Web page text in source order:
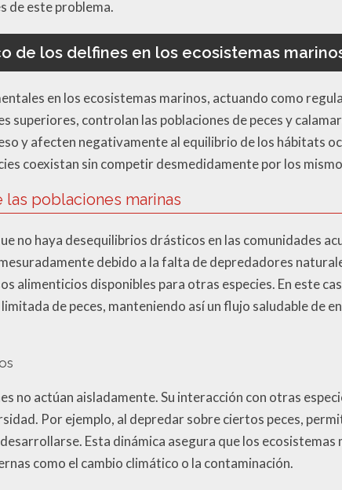
de este problema.
de los delfines en los ecosistemas
en los ecosistemas marinos, actuando como
superiores, controlan las poblaciones de peces y
y afecten negativamente al equilibrio de los hábitats
coexistan sin competir desmedidamente por los
poblaciones marinas
no haya desequilibrios drásticos en las comunidades
debido a la falta de depredadores
alimenticios disponibles para otras especies. En este
de peces, manteniendo así un flujo saludable de
no actúan aisladamente. Su interacción con otras
Por ejemplo, al depredar sobre ciertos peces,
Esta dinámica asegura que los ecosistemas
como el cambio climático o la contaminación.